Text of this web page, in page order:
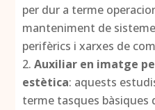
per dur a terme
manteniment de
perifèrics i xarxes de
Auxiliar en imatge
estètica: aquests
terme tasques